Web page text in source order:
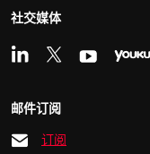
社交媒体
邮件订阅
订阅